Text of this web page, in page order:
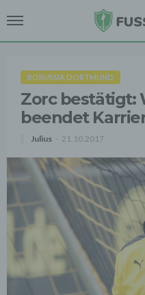
BORUSSIA DORTMUND
Zorc bestätigt:
beendet
Julius 21.10.2017